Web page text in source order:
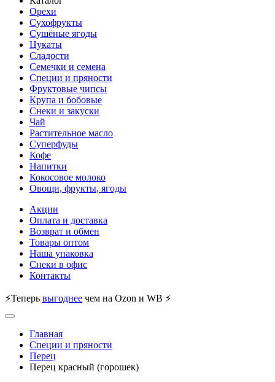
Орехи
Сухофрукты
Сушёные ягоды
Цукаты
Сладости
Семечки и семена
Специи и пряности
Фруктовые чипсы
Крупа и бобовые
Снеки и закуски
Чай
Растительное масло
Суперфуды
Кофе
Напитки
Кокосовое молоко
Овощи, фрукты, ягоды
Акции
Оплата и доставка
Возврат и обмен
Товары оптом
Наша упаковка
Снеки в офис
Контакты
⚡Теперь выгоднее чем на Ozon и WB ⚡
Главная
Специи и пряности
Перец
Перец красный (горошек)